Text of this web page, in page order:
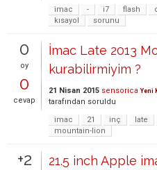
imac
- i7 flash
kısayol
sorunu
0
oy
0
cevap
İmac Late 2013
kurabilirmiyim ?
21 Nisan 2015 sensorica Yeni
tarafından soruldu
imac
21 inç late
mountain-lion
+2
21.5 inch Apple